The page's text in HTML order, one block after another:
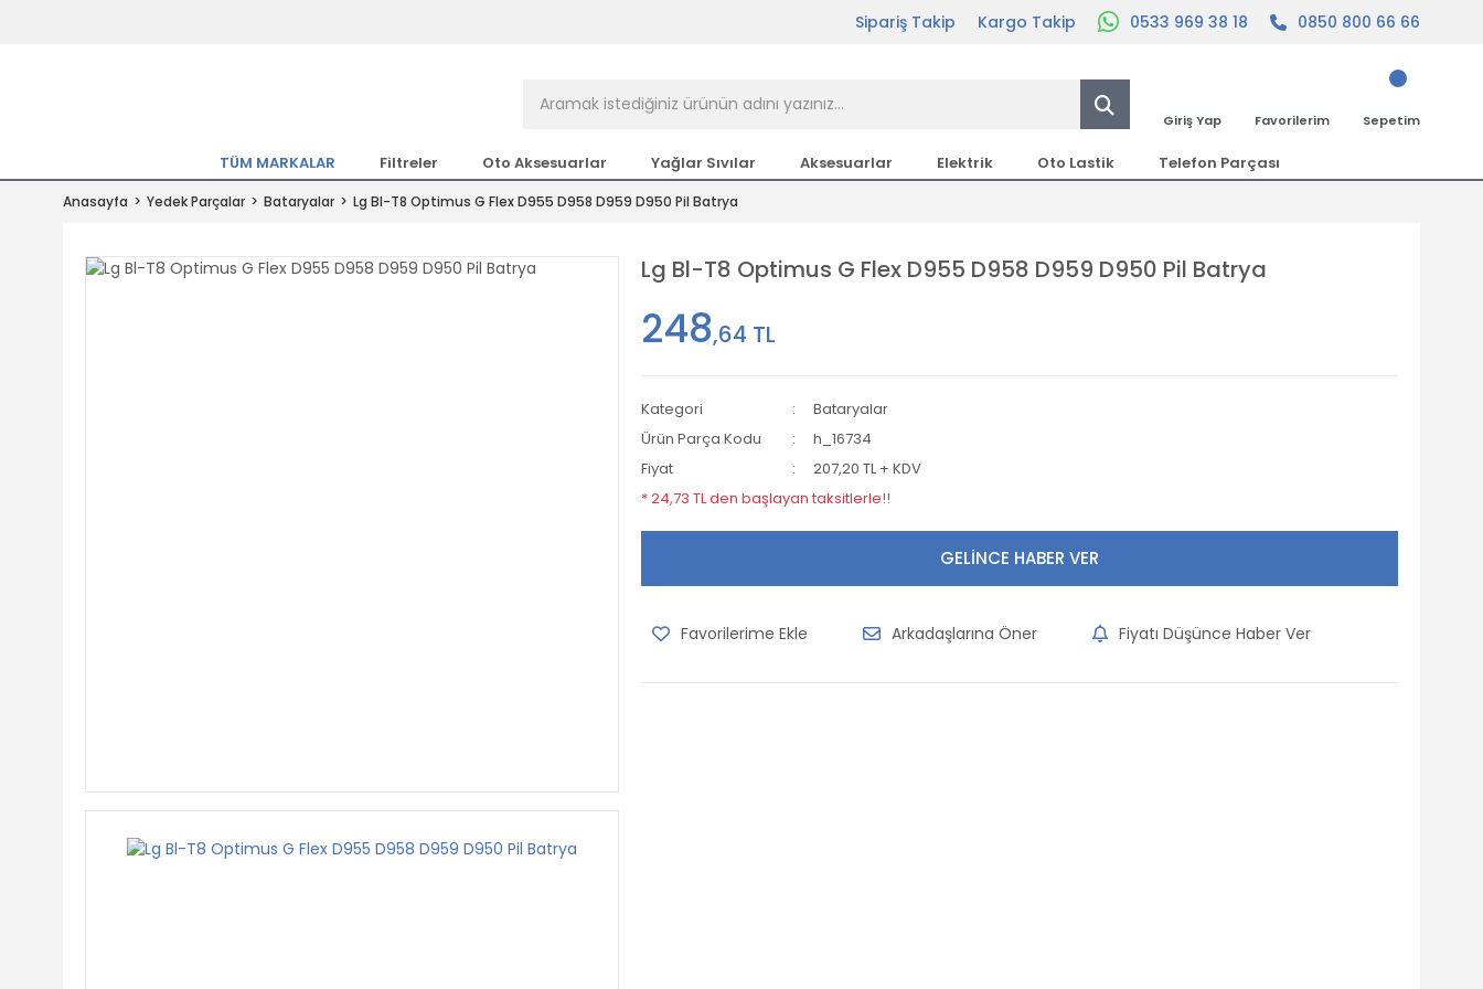
Tıkla Al, Mutlu Kal!
Sipariş Takip Kargo Takip 0533 969 38 18 0850 800 66 66
Giriş Yap Favorilerim Sepetim
TÜM MARKALAR Filtreler Oto Aksesuarlar Yağlar Sıvılar Aksesuarlar Elektrik Oto Lastik Telefon Parçası
Anasayfa Yedek Parçalar Bataryalar Lg Bl-T8 Optimus G Flex D955 D958 D959 D950 Pil Batrya
Lg Bl-T8 Optimus G Flex D955 D958 D959 D950 Pil Batrya
248,64 TL
Kategori
Bataryalar
Ürün Parça Kodu
h_16734
Fiyat
207,20 TL + KDV
* 24,73 TL den başlayan taksitlerle!!
GELİNCE HABER VER
Arkadaşlarına Öner Fiyatı Düşünce Haber Ver